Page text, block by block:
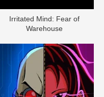
Irritated Mind: Fear of
Warehouse